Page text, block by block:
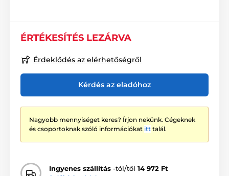
ÉRTÉKESÍTÉS LEZÁRVA
Érdeklődés az elérhetőségről
Kérdés az eladóhoz
Nagyobb mennyiséget keres? Írjon nekünk. Cégeknek
és csoportoknak szóló információkat itt talál.
Ingyenes szállítás -tól/től 14 972 Ft